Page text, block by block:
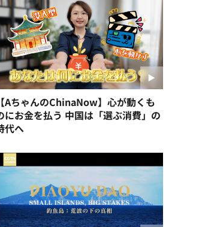
【AちゃんのChinaNow】心が動くも
にお金を払う 中国は「選ぶ消費」の
代へ